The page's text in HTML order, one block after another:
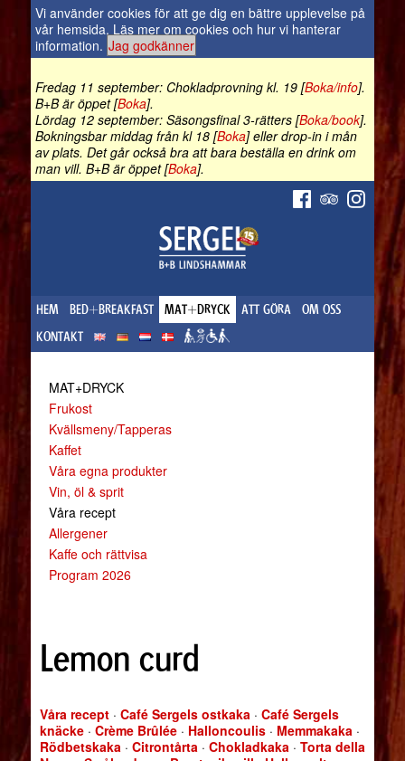
Vi använder cookies för att ge dig en bättre upplevelse på
vår hemsida. Läs mer om cookies och hur vi hanterar
information. Jag godkänner
Fredag 11 september: Chokladprovning kl. 19 [Boka/info].
B+B är öppet [Boka].
Lördag 12 september: Säsongsfinal 3-rätters [Boka/book].
Bokningsbar middag från kl 18 [Boka] eller drop-in i mån
av plats. Det går också bra att bara beställa en drink om
man vill. B+B är öppet [Boka].
HEM BED+BREAKFAST MAT+DRYCK ATT GÖRA
OM OSS
KONTAKT
MAT+DRYCK
Frukost
Kvällsmeny/Tapperas
Kaffet
Våra egna produkter
Vin, öl & sprit
Våra recept
Allergener
Kaffe och rättvisa
Program 2026
Lemon curd
Våra recept· Café Sergels ostkaka· Café Sergels
knäcke· Crème Brûlée· Halloncoulis· Memmakaka·
Rödbetskaka· Citrontårta· Chokladkaka· Torta della